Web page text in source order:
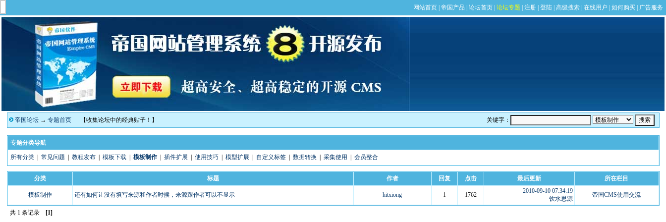
帝国论坛→ 专题首页【收集论坛中的经典贴子！】 关键字：
专题分类导航
所有分类| 常见问题 教程发布| 模板下载| 模板制作| 插件扩展 使用技巧| 模型扩展 自定义标签| 数据转换 采集使用 会员整合
分类 标题 作者 回复 点击 最后更新 所在栏目
模板制作 还有如何让没有填写来源和作者时候，来源跟作者可以不显示 hitxiong 1 1762
2010-09-10 07:34:19
饮水思源
帝国CMS使用交流
共 1 条记录 [1]